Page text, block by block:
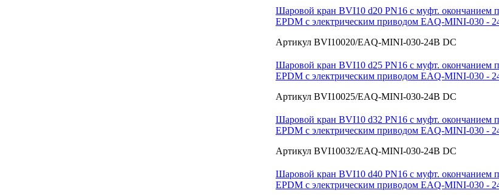
Шаровой кран BVI10 d20 PN16 с муфт. окончанием
EPDM с электрическим приводом EAQ-MINI-030 -
Артикул BVI10020/EAQ-MINI-030-24В DC
Шаровой кран BVI10 d25 PN16 с муфт. окончанием
EPDM с электрическим приводом EAQ-MINI-030 -
Артикул BVI10025/EAQ-MINI-030-24В DC
Шаровой кран BVI10 d32 PN16 с муфт. окончанием
EPDM с электрическим приводом EAQ-MINI-030 -
Артикул BVI10032/EAQ-MINI-030-24В DC
Шаровой кран BVI10 d40 PN16 с муфт. окончанием
EPDM с электрическим приводом EAQ-MINI-030 -